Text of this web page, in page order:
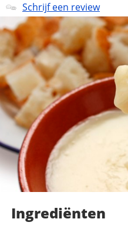
Schrijf een review
Ingrediënten